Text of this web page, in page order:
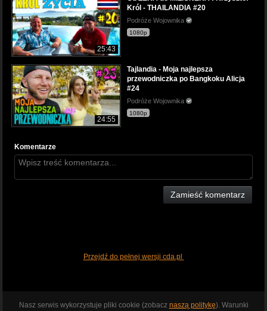
25:43
Król - THAILANDIA #20
Podróże Wojownika
1080p
24:55
Tajlandia - Moja najlepsza
przewodniczka po Bangkoku Alicja
#24
Podróże Wojownika
1080p
Komentarze
Zamieść komentarz
Przejdź do pełnej wersji cda.pl
Nasz serwis wykorzystuje pliki cookie (zobacz naszą politykę). Warunki